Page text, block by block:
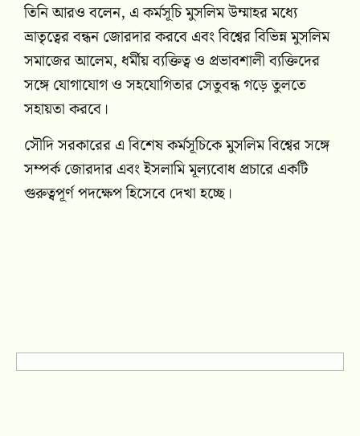
তিনি আরও বলেন, এ কর্মসূচি মুসলিম উম্মাহর মধ্যে
ভ্রাতৃত্বের বন্ধন জোরদার করবে এবং বিশ্বের বিভিন্ন মুসলিম
সমাজের আলেম, ধর্মীয় ব্যক্তিত্ব ও প্রভাবশালী ব্যক্তিদের
সঙ্গে যোগাযোগ ও সহযোগিতার সেতুবন্ধ গড়ে তুলতে
সহায়তা করবে।
সৌদি সরকারের এ বিশেষ কর্মসূচিকে মুসলিম বিশ্বের সঙ্গে
সম্পর্ক জোরদার এবং ইসলামি মূল্যবোধ প্রচারে একটি
গুরুত্বপূর্ণ পদক্ষেপ হিসেবে দেখা হচ্ছে।